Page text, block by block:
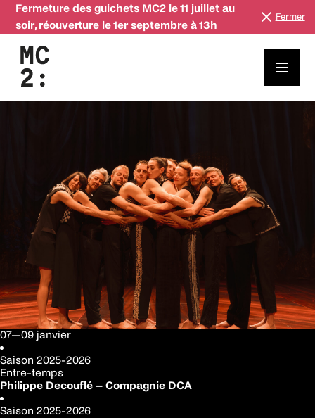
Fermeture des guichets MC2 le 11 juillet au
soir, réouverture le 1er septembre à 13h
Fermer
07—09 janvier
Saison 2025-2026
Entre-temps
Philippe Decouflé – Compagnie DCA
Saison 2025-2026